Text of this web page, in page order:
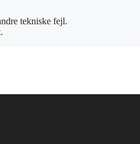
tekniske fejl.